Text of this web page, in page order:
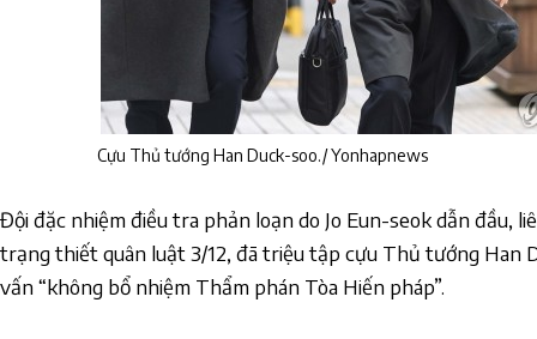
Cựu Thủ tướng Han Duck-soo./ Yonhapnews
Đội đặc nhiệm điều tra phản loạn do Jo Eun-seok dẫn đầu,
trạng thiết quân luật 3/12, đã triệu tập cựu Thủ tướng Han
vấn “không bổ nhiệm Thẩm phán Tòa Hiến pháp”.